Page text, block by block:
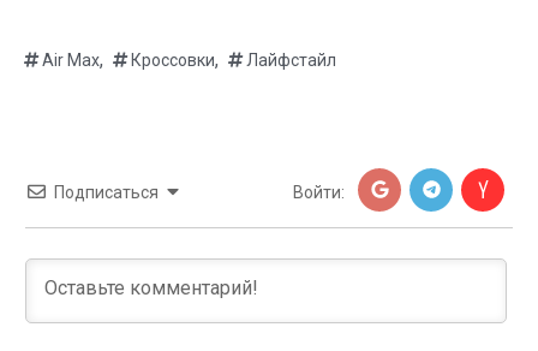
Air Max, Кроссовки, Лайфстайл
Подписаться Войти: